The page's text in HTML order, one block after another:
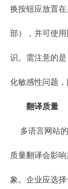
换按钮应放置
部），并可使
识。需注意的
化敏感性问题，
翻译质量
多语言网站
质量翻译会影
象。企业应选